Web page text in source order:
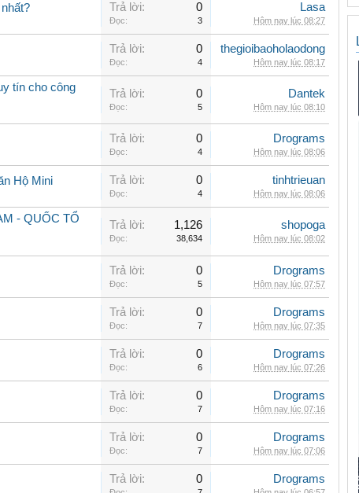
Trả lời: 0
Đọc: 3
Lasa
Hôm nay lúc 08:27
Trả lời: 0
Đọc: 4
thegioibaoholaodong
Hôm nay lúc 08:17
tín cho công
Trả lời: 0
Đọc: 5
Dantek
Hôm nay lúc 08:10
Trả lời: 0
Đọc: 4
Drograms
Hôm nay lúc 08:06
Hộ Mini Trả lời: 0
Đọc: 4
tinhtrieuan
Hôm nay lúc 08:06
- QUỐC TỔ
Trả lời: 1,126
Đọc: 38,634
shopoga
Hôm nay lúc 08:02
Trả lời: 0
Đọc: 5
Drograms
Hôm nay lúc 07:57
Trả lời: 0
Đọc: 7
Drograms
Hôm nay lúc 07:35
Trả lời: 0
Đọc: 6
Drograms
Hôm nay lúc 07:26
Trả lời: 0
Đọc: 7
Drograms
Hôm nay lúc 07:16
Trả lời: 0
Đọc: 7
Drograms
Hôm nay lúc 07:06
Trả lời: 0 Drograms